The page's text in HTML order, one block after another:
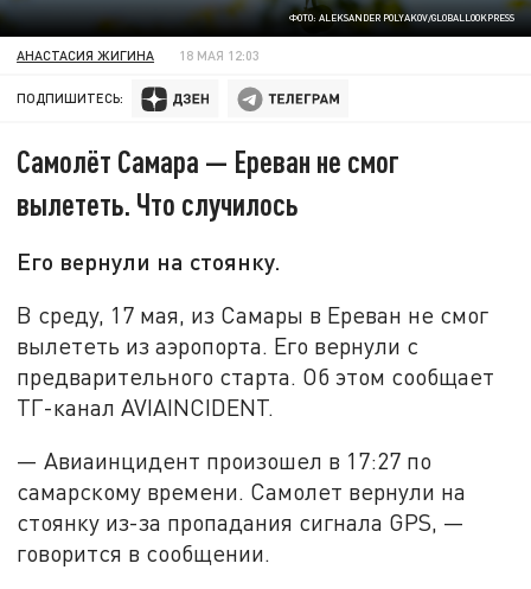
ФОТО: ALEKSANDER POLYAKOV/GLOBALLOOKPRESS
АНАСТАСИЯ ЖИГИНА 18 МАЯ 12:03
ПОДПИШИТЕСЬ:
Самолёт Самара — Ереван не смог
вылететь. Что случилось
Его вернули на стоянку.
В среду, 17 мая, из Самары в Ереван не смог
вылететь из аэропорта. Его вернули с
предварительного старта. Об этом сообщает
ТГ-канал AVIAINCIDENT.
— Авиаинцидент произошел в 17:27 по
самарскому времени. Самолет вернули на
стоянку из-за пропадания сигнала GPS, —
говорится в сообщении.